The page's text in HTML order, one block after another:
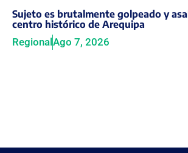
Sujeto es brutalmente golpeado y
centro histórico de Arequipa
Regional Ago 7, 2026